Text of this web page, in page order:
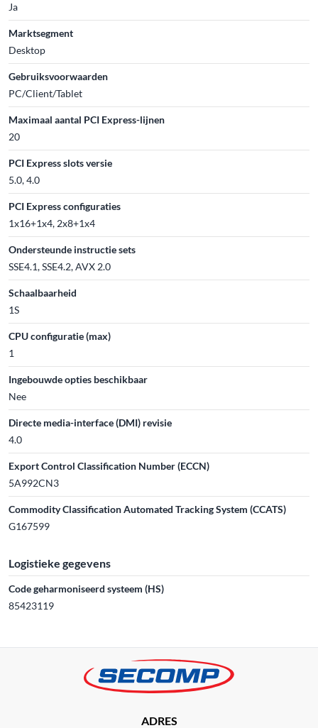
Ja
Marktsegment
Desktop
Gebruiksvoorwaarden
PC/Client/Tablet
Maximaal aantal PCI Express-lijnen
20
PCI Express slots versie
5.0, 4.0
PCI Express configuraties
1x16+1x4, 2x8+1x4
Ondersteunde instructie sets
SSE4.1, SSE4.2, AVX 2.0
Schaalbaarheid
1S
CPU configuratie (max)
1
Ingebouwde opties beschikbaar
Nee
Directe media-interface (DMI) revisie
4.0
Export Control Classification Number (ECCN)
5A992CN3
Commodity Classification Automated Tracking System (CCATS)
G167599
Logistieke gegevens
Code geharmoniseerd systeem (HS)
85423119
ADRES